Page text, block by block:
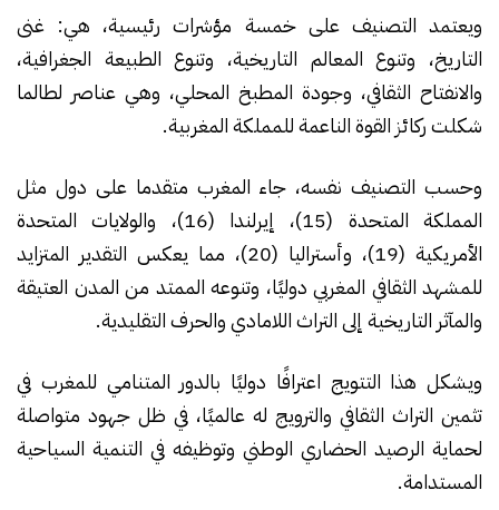
ويعتمد التصنيف على خمسة مؤشرات رئيسية، هي: غنى
التاريخ، وتنوع المعالم التاريخية، وتنوع الطبيعة الجغرافية،
والانفتاح الثقافي، وجودة المطبخ المحلي، وهي عناصر لطالما
شكلت ركائز القوة الناعمة للمملكة المغربية.
وحسب التصنيف نفسه، جاء المغرب متقدما على دول مثل
المملكة المتحدة (15)، إيرلندا (16)، والولايات المتحدة
الأمريكية (19)، وأستراليا (20)، مما يعكس التقدير المتزايد
للمشهد الثقافي المغربي دوليًا، وتنوعه الممتد من المدن العتيقة
والمآثر التاريخية إلى التراث اللامادي والحرف التقليدية.
ويشكل هذا التتويج اعترافًا دوليًا بالدور المتنامي للمغرب في
تثمين التراث الثقافي والترويج له عالميًا، في ظل جهود متواصلة
لحماية الرصيد الحضاري الوطني وتوظيفه في التنمية السياحية
المستدامة.